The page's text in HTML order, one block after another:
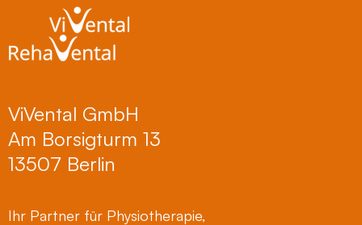
ViVental GmbH
Am Borsigturm 13
13507 Berlin
Ihr Partner für Physiotherapie,